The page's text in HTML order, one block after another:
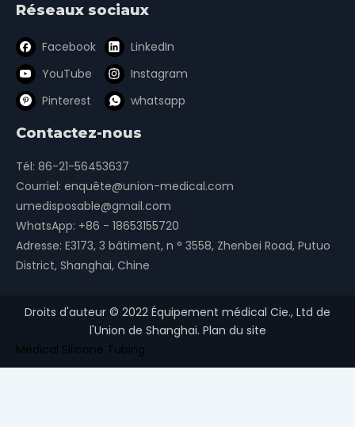
Réseaux sociaux
Facebook
LinkedIn
YouTube
Instagram
Pinterest
whatsapp
Contactez-nous
Tél: 86-21-56453637
Courriel: enquête@union-medical.com
umedisposable@gmail.com
WhatsApp: +86 - 18653155720
Adresse: E3173, 3 bâtiment, n ° 3558, Zhenbei Road, Putuo
District, Shanghai, Chine
Droits d'auteur © 2022 Équipement médical Cie., Ltd de
l'Union de Shanghai. Plan du site
Medical Silicone Tubing